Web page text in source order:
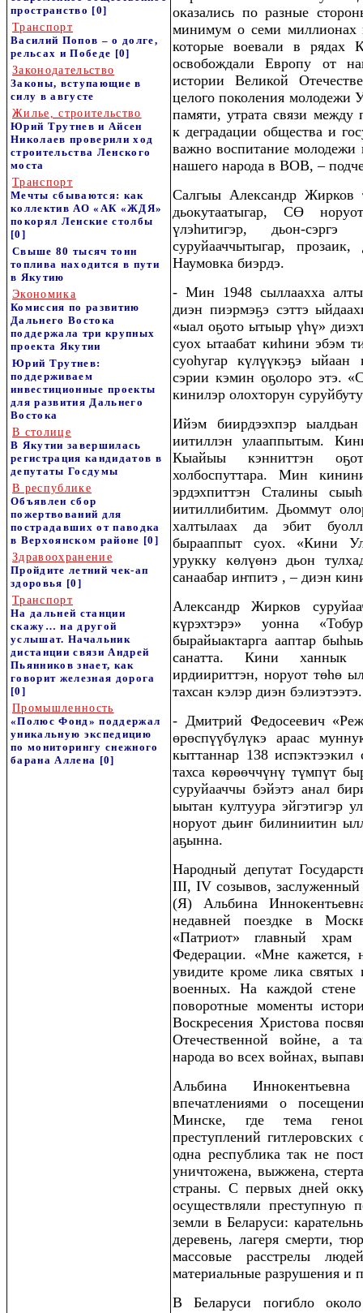
пространство [0]
Транспорт
Василий Попов – о долге,
рельсах и Победе [0]
Законодательство
Законы, вступающие в
силу в августе
Жилье, строительство
Юрий Трутнев и Айсен
Николаев проверили ход
строительства Ленского
моста
Транспорт
Мечты сбываются: как
коллектив АО «АК «ЖДЯ»
покорял Ленские столбы
[0]
Свыше 80 тысяч тонн
топлива находится в пути
в Якутию
Экономика
Комиссия по развитию
Дальнего Востока
поддержала три крупных
проекта Якутии
Юрий Трутнев:
поддерживаем
инвестиционные проекты
для развития Дальнего
Востока
В столице
В Якутии завершилась
регистрация кандидатов в
депутаты Госдумы
В республике
Объявлен сбор
пожертвований для
пострадавших от паводка
в Верхоянском районе [0]
Здравоохранение
Пройдите летний чек-ап
здоровья [0]
Транспорт
На дальней станции
скажу… на другой
услышат. Начальник
дистанции связи Андрей
Пьянников знает, как
говорит железная дорога
[0]
Промышленность
«Полюс Фонд» поддержал
уникальную экспедицию
по мониторингу снежного
барана Аллена [0]
оказались по разные
минимум о семи миллионах
которые воевали в рядах
освобождали Европу от
истории Великой
целого поколения молодежи
памяти, утрата связи между
к деградации общества и
важно воспитание молодежи
нашего народа в ВОВ, –
Салгыы Александр
дьокутаатыгар, СӨ
үлэһитигэр, дьон-
суруйааччытыгар,
Наумовка биэрдэ.
- Мин 1948 сыллаахха
диэн пиэрмэҕэ сэттэ
«ыал оҕото ытыыр үһү»
суох ытаабат киһини эбэм
суоһугар күлүүкэҕэ
сэрии кэмин оҕолоро этэ.
кинилэр олохторун
Ийэм биирдээхпэр
иитиллэн улааппытым.
Кыайыы кэнниттэн
холбоспуттара. Мин
эрдэхпиттэн Сталины
иитиллибитим. Дьоммут
халтылаах да эбит
бырааппыт суох. «Кини
урукку көлүөнэ дьон
санаабар иҥпитэ , – диэн
Александр Жирков
күрэхтэрэ» уонна
бырайыактарга ааптар
санатта. Кини ханнык
ирдиириттэн, норуот төһө
тахсан кэлэр диэн бэлиэтээтэ.
- Дмитрий Федосеевич
өрөспүүбүлүкэ араас
кыттаннар 138
тахса көрөөччүнү түмпүт
суруйааччы бэйэтэ анал
ыытан култуура эйгэтигэр
норуот дьиҥ билиниитин
аҕынна.
Народный депутат
III, IV созывов, заслуженный
(Я) Альбина
недавней поездке в
«Патриот» главный
Федерации. «Мне
увидите кроме лика святых
военных. На каждой
поворотные моменты
Воскресения Христова
Отечественной войне, а
народа во всех войнах,
Альбина
впечатлениями о
Минске, где тема
преступлений
одна республика так не
уничтожена, выжжена,
страны. С первых дней
осуществляли преступную
земли в Беларуси:
деревень, лагеря смерти,
массовые расстрелы
материальные разрушения и
В Беларуси погибло